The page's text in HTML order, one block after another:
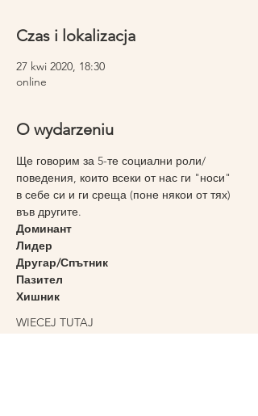
Czas i lokalizacja
27 kwi 2020, 18:30
online
O wydarzeniu
Ще говорим за 5-те социални роли/
поведения, които всеки от нас ги "носи"
в себе си и ги среща (поне някои от тях)
във другите.
Доминант
Лидер
Другар/Спътник
Пазител
Хишник
WIECEJ TUTAJ